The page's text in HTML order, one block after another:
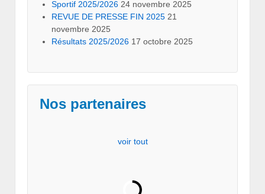
Sportif 2025/2026 24 novembre 2025
REVUE DE PRESSE FIN 2025 21
novembre 2025
Résultats 2025/2026 17 octobre 2025
Nos partenaires
voir tout